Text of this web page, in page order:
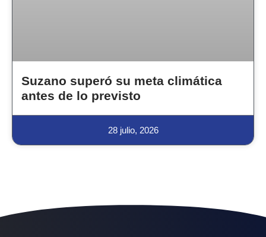
Suzano superó su meta climática
antes de lo previsto
28 julio, 2026